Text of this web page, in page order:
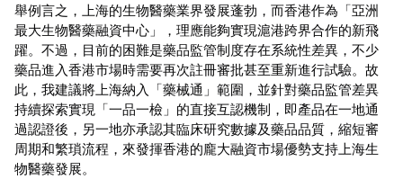
舉例言之，上海的生物醫藥業界發展蓬勃，而香港作為「亞洲
最大生物醫藥融資中心」，理應能夠實現滬港跨界合作的新飛
躍。不過，目前的困難是藥品監管制度存在系統性差異，不少
藥品進入香港市場時需要再次註冊審批甚至重新進行試驗。故
此，我建議將上海納入「藥械通」範圍，並針對藥品監管差異
持續探索實現「一品一檢」的直接互認機制，即產品在一地通
過認證後，另一地亦承認其臨床研究數據及藥品品質，縮短審
周期和繁瑣流程，來發揮香港的龐大融資市場優勢支持上海生
物醫藥發展。